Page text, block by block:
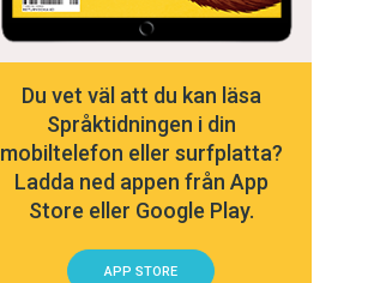
Du vet väl att du kan läsa
Språktidningen i din
mobiltelefon eller surfplatta?
Ladda ned appen från App
Store eller Google Play.
APP STORE